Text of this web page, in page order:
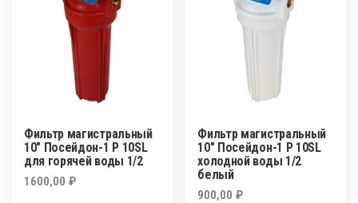
Фильтр магистральный
10″ Посейдон-1 Р 10SL
для горячей воды 1/2
1600,00 ₽
Фильтр магистральный
10″ Посейдон-1 Р 10SL
холодной воды 1/2
белый
900,00₽